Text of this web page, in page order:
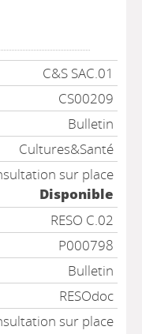
C&S SAC.01
CS00209
Bulletin
Cultures&Santé
sur place
Disponible
RESO C.02
P000798
Bulletin
RESOdoc
sur place